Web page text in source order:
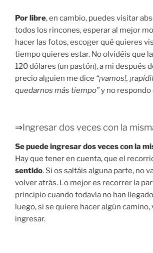
Por libre, en cambio, puedes visitar
todos los rincones, esperar al mejor
hacer las fotos, escoger qué quieres
tiempo quieres estar. No olvidéis que
120 dólares (un pastón), a mi después
precio alguien me dice “¡vamos!,
quedarnos más tiempo”y no respondo
⇒Ingresar dos veces con la
Se puede ingresar dos veces con la
Hay que tener en cuenta, que el
sentido. Si os saltáis alguna parte, no
volver atrás. Lo mejor es recorrer la
principio cuando todavía no han
luego, si se quiere hacer algún camino,
ingresar.